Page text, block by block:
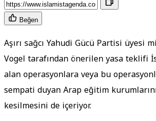
Beğen
Aşırı sağcı Yahudi Gücü Partisi üyesi
Vogel tarafından önerilen yasa teklifi
alan operasyonlara veya bu
sempati duyan Arap eğitim
kesilmesini de içeriyor.